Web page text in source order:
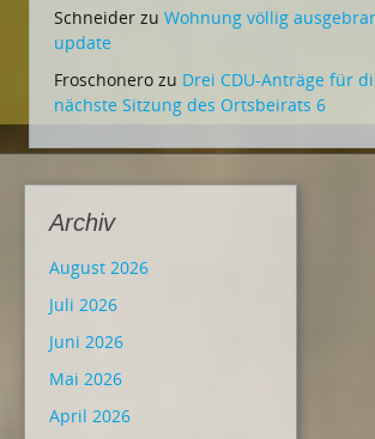
Schneider zu Wohnung völlig
update
Froschonero zu Drei CDU-Anträge für
nächste Sitzung des Ortsbeirats 6
Archiv
August 2026
Juli 2026
Juni 2026
Mai 2026
April 2026